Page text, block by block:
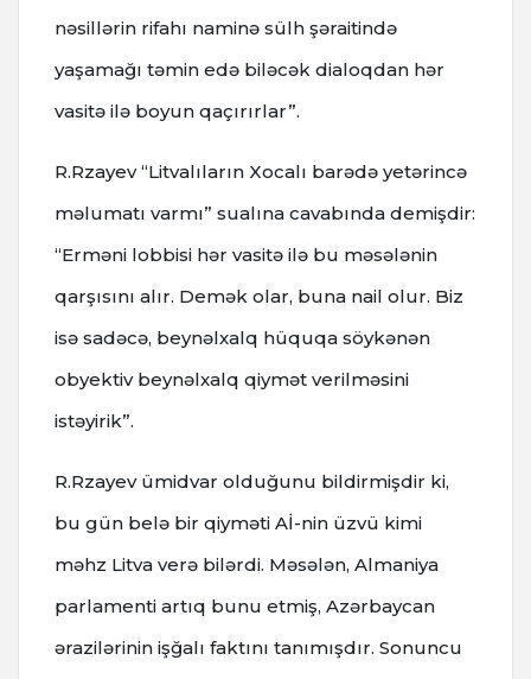
nəsillərin rifahı naminə sülh şəraitində
yaşamağı təmin edə biləcək dialoqdan hər
vasitə ilə boyun qaçırırlar”.
R.Rzayev “Litvalıların Xocalı barədə yetərincə
məlumatı varmı” sualına cavabında demişdir:
“Erməni lobbisi hər vasitə ilə bu məsələnin
qarşısını alır. Demək olar, buna nail olur. Biz
isə sadəcə, beynəlxalq hüquqa söykənən
obyektiv beynəlxalq qiymət verilməsini
istəyirik”.
R.Rzayev ümidvar olduğunu bildirmişdir ki,
bu gün belə bir qiyməti Aİ-nin üzvü kimi
məhz Litva verə bilərdi. Məsələn, Almaniya
parlamenti artıq bunu etmiş, Azərbaycan
ərazilərinin işğalı faktını tanımışdır. Sonuncu